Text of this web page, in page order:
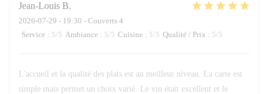
Jean-Louis B
2026-07-29 - 19:30 - Couverts 4
Service : 5/5 Ambiance : 5/5 Cuisine : 5/5 Qualité / Prix : 5/5
L'accueil et la qualité des plats est au meilleur niveau. La carte est
simple mais permet un choix varié. Le vin était excellent et le